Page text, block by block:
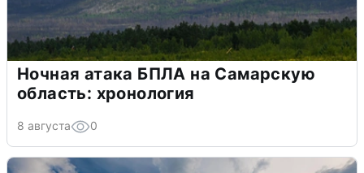
Ночная атака БПЛА на Самарскую
область: хронология
8 августа 0